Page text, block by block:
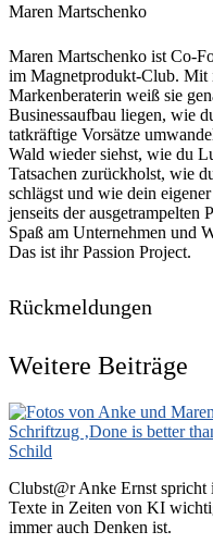
Maren Martschenko
Maren Martschenko ist Co-
im Magnetprodukt-Club. Mit
Markenberaterin weiß sie
Businessaufbau liegen, wie
tatkräftige Vorsätze
Wald wieder siehst, wie du
Tatsachen zurückholst, wie
schlägst und wie dein
jenseits der ausgetrampelten
Spaß am Unternehmen und
Das ist ihr Passion Project.
Rückmeldungen
Weitere Beiträge
Clubst@r Anke Ernst spricht
Texte in Zeiten von KI
immer auch Denken ist.